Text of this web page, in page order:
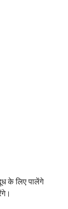
के लिए पालेंगे